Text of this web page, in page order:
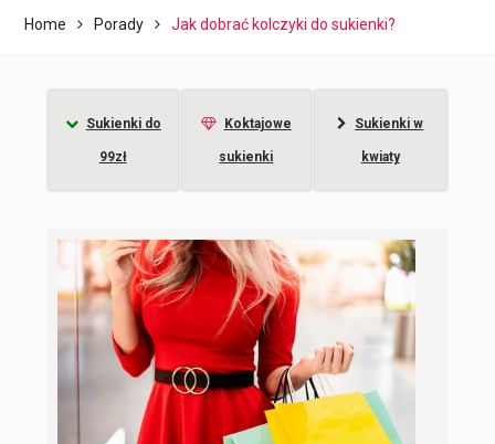
Home Porady Jak dobrać kolczyki do sukienki?
Sukienki do
99zł
Koktajowe
sukienki
Sukienki w
kwiaty